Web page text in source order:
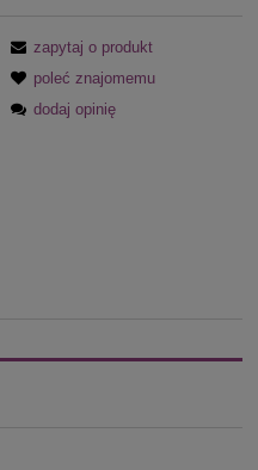
zapytaj o produkt
poleć znajomemu
dodaj opinię